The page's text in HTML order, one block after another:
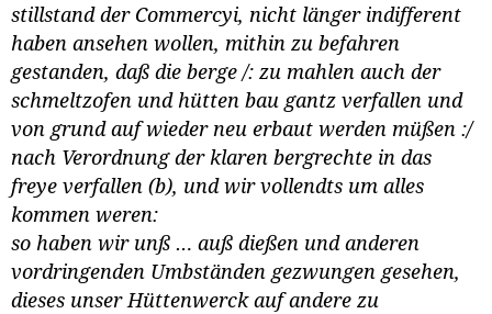
stillstand der Commercyi, nicht länger indifferent
haben ansehen wollen, mithin zu befahren
gestanden, daß die berge /: zu mahlen auch der
schmeltzofen und hütten bau gantz verfallen und
von grund auf wieder neu erbaut werden müßen :/
nach Verordnung der klaren bergrechte in das
freye verfallen (b), und wir vollendts um alles
kommen weren:
so haben wir unß … auß dießen und anderen
vordringenden Umbständen gezwungen gesehen,
dieses unser Hüttenwerck auf andere zu